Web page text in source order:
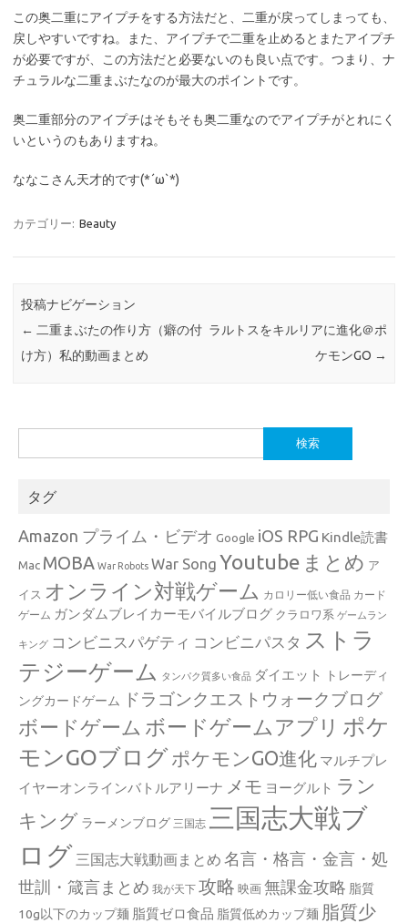
この奥二重にアイプチをする方法だと、二重が戻ってしまっても、
戻しやすいですね。また、アイプチで二重を止めるとまたアイプチ
が必要ですが、この方法だと必要ないのも良い点です。つまり、ナ
チュラルな二重まぶたなのが最大のポイントです。
奥二重部分のアイプチはそもそも奥二重なのでアイプチがとれにく
いというのもありますね。
ななこさん天才的です(*´ω`*)
カテゴリー: Beauty
投稿ナビゲーション
← 二重まぶたの作り方（癖の付
け方）私的動画まとめ
ラルトスをキルリアに進化＠ポ
ケモンGO →
索:
タグ
Amazon プライム・ビデオ Google iOS RPG Kindle読書
Mac MOBA War Robots War Song Youtube まとめ ア
イス オンライン対戦ゲーム カロリー低い食品 カード
ゲーム ガンダムブレイカーモバイルブログ クラロワ系 ゲームラン
キング コンビニスパゲティ コンビニパスタ ストラ
テジーゲーム
タンパク質多い食品 ダイエット
トレーディ
ングカードゲーム
ドラゴンクエストウォークブログ
ボードゲーム ボードゲームアプリ ポケ
モンGOブログ ポケモンGO進化 マルチプレ
イヤーオンラインバトルアリーナ メモ ヨーグルト ラン
キング ラーメンブログ 三国志 三国志大戦ブ
ログ 三国志大戦動画まとめ 名言・格言・金言・処
世訓・箴言まとめ 我が天下 攻略 映画 無課金攻略 脂質
10g以下のカップ麺 脂質ゼロ食品 脂質低めカップ麺 脂質少